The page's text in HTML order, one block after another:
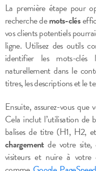
La première étape pour
recherche demots-clés
vos clients potentiels
ligne. Utilisez des outils
identifier les mots-clés
naturellement dans le
titres, les descriptions et le
Ensuite, assurez-vous
Cela inclut l’utilisation de
balises de titre (H1, H2,
chargementde votre site,
visiteurs et nuire à votre